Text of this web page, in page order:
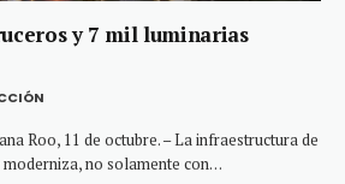
y 7 mil luminarias
Roo, 11 de octubre. – La infraestructura de
no solamente con…